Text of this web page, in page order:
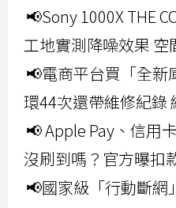
📢Sony 1000X THE
工地實測降噪效果
📢電商平台買「全新
環44次還帶維修紀錄
📢 Apple Pay、信用
沒刷到嗎？官方曝扣
📢國家級「行動斷網